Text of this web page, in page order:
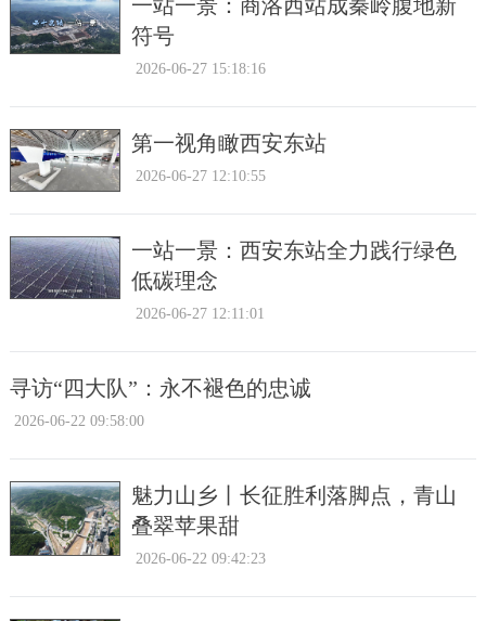
一站一景：商洛西站成秦岭腹地新
符号
2026-06-27 15:18:16
第一视角瞰西安东站
2026-06-27 12:10:55
一站一景：西安东站全力践行绿色
低碳理念
2026-06-27 12:11:01
寻访“四大队”：永不褪色的忠诚
2026-06-22 09:58:00
魅力山乡丨长征胜利落脚点，青山
叠翠苹果甜
2026-06-22 09:42:23